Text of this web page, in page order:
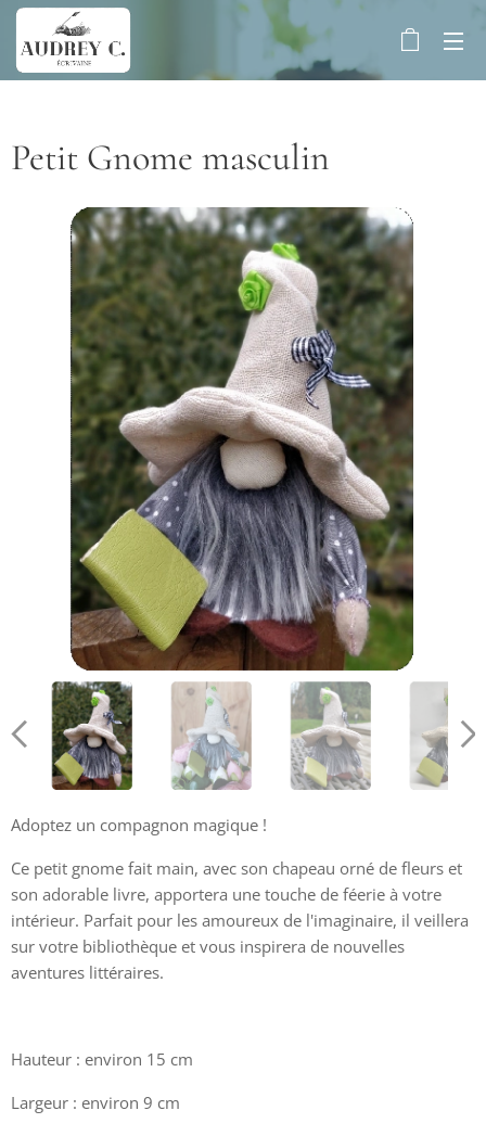
Petit Gnome masculin
Adoptez un compagnon magique !
Ce petit gnome fait main, avec son chapeau orné de fleurs et
son adorable livre, apportera une touche de féerie à votre
intérieur. Parfait pour les amoureux de l'imaginaire, il veillera
sur votre bibliothèque et vous inspirera de nouvelles
aventures littéraires.
Hauteur : environ 15 cm
Largeur : environ 9 cm